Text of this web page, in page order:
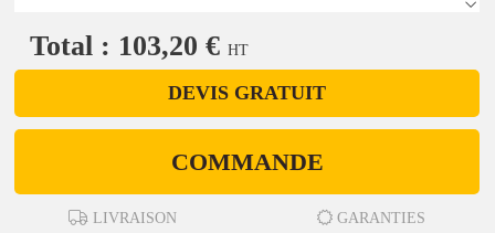
Total : 103,20 € HT
DEVIS GRATUIT
COMMANDE
LIVRAISON GARANTIES